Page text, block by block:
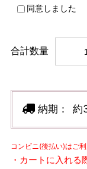
同意しました
合計数量
納期： 約
コンビニ(後払い)はご利
・カートに入れ